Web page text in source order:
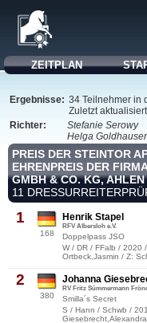
ZEITPLAN
Ergebnisse: 34 Teilnehmer in
Zuletzt
Richter:
Stefanie Serowy
Helga
PREIS DER STEINTOR
EHRENPREIS DER
GMBH & CO. KG, AHLEN
11
1
168
Henrik Stapel
RFV Albersloh e.V.
Doppelpass JSO
W / DR / FFalb / 2020
Ortbeck,Jasmin / Z:
2
380
Johanna
RV Fritz Sümmermann
Smilla´s Secret
S / Hann / Schwb /